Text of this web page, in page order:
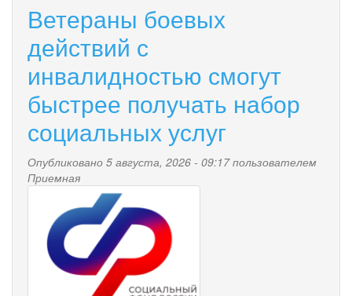
Ветераны боевых
действий с
инвалидностью смогут
быстрее получать набор
социальных услуг
Опубликовано 5 августа, 2026 - 09:17 пользователем
Приемная
pensionnyy_fond.png